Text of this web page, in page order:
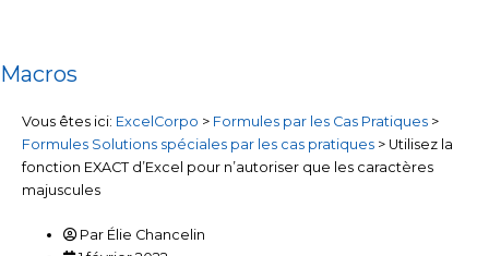
Macros
Vous êtes ici: ExcelCorpo > Formules par les Cas Pratiques >
Formules Solutions spéciales par les cas pratiques > Utilisez la
fonction EXACT d’Excel pour n’autoriser que les caractères
majuscules
Par Élie Chancelin